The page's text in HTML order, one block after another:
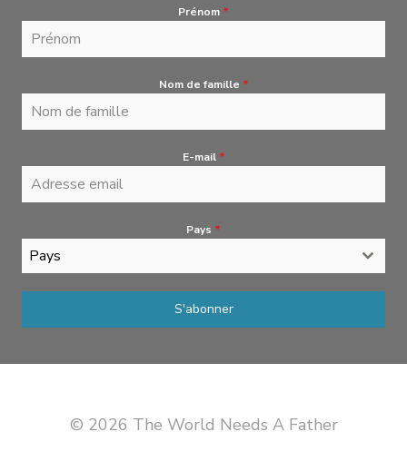
Prénom *
Nom de famille *
E-mail *
Pays *
Pays
S'abonner
© 2026 The World Needs A Father